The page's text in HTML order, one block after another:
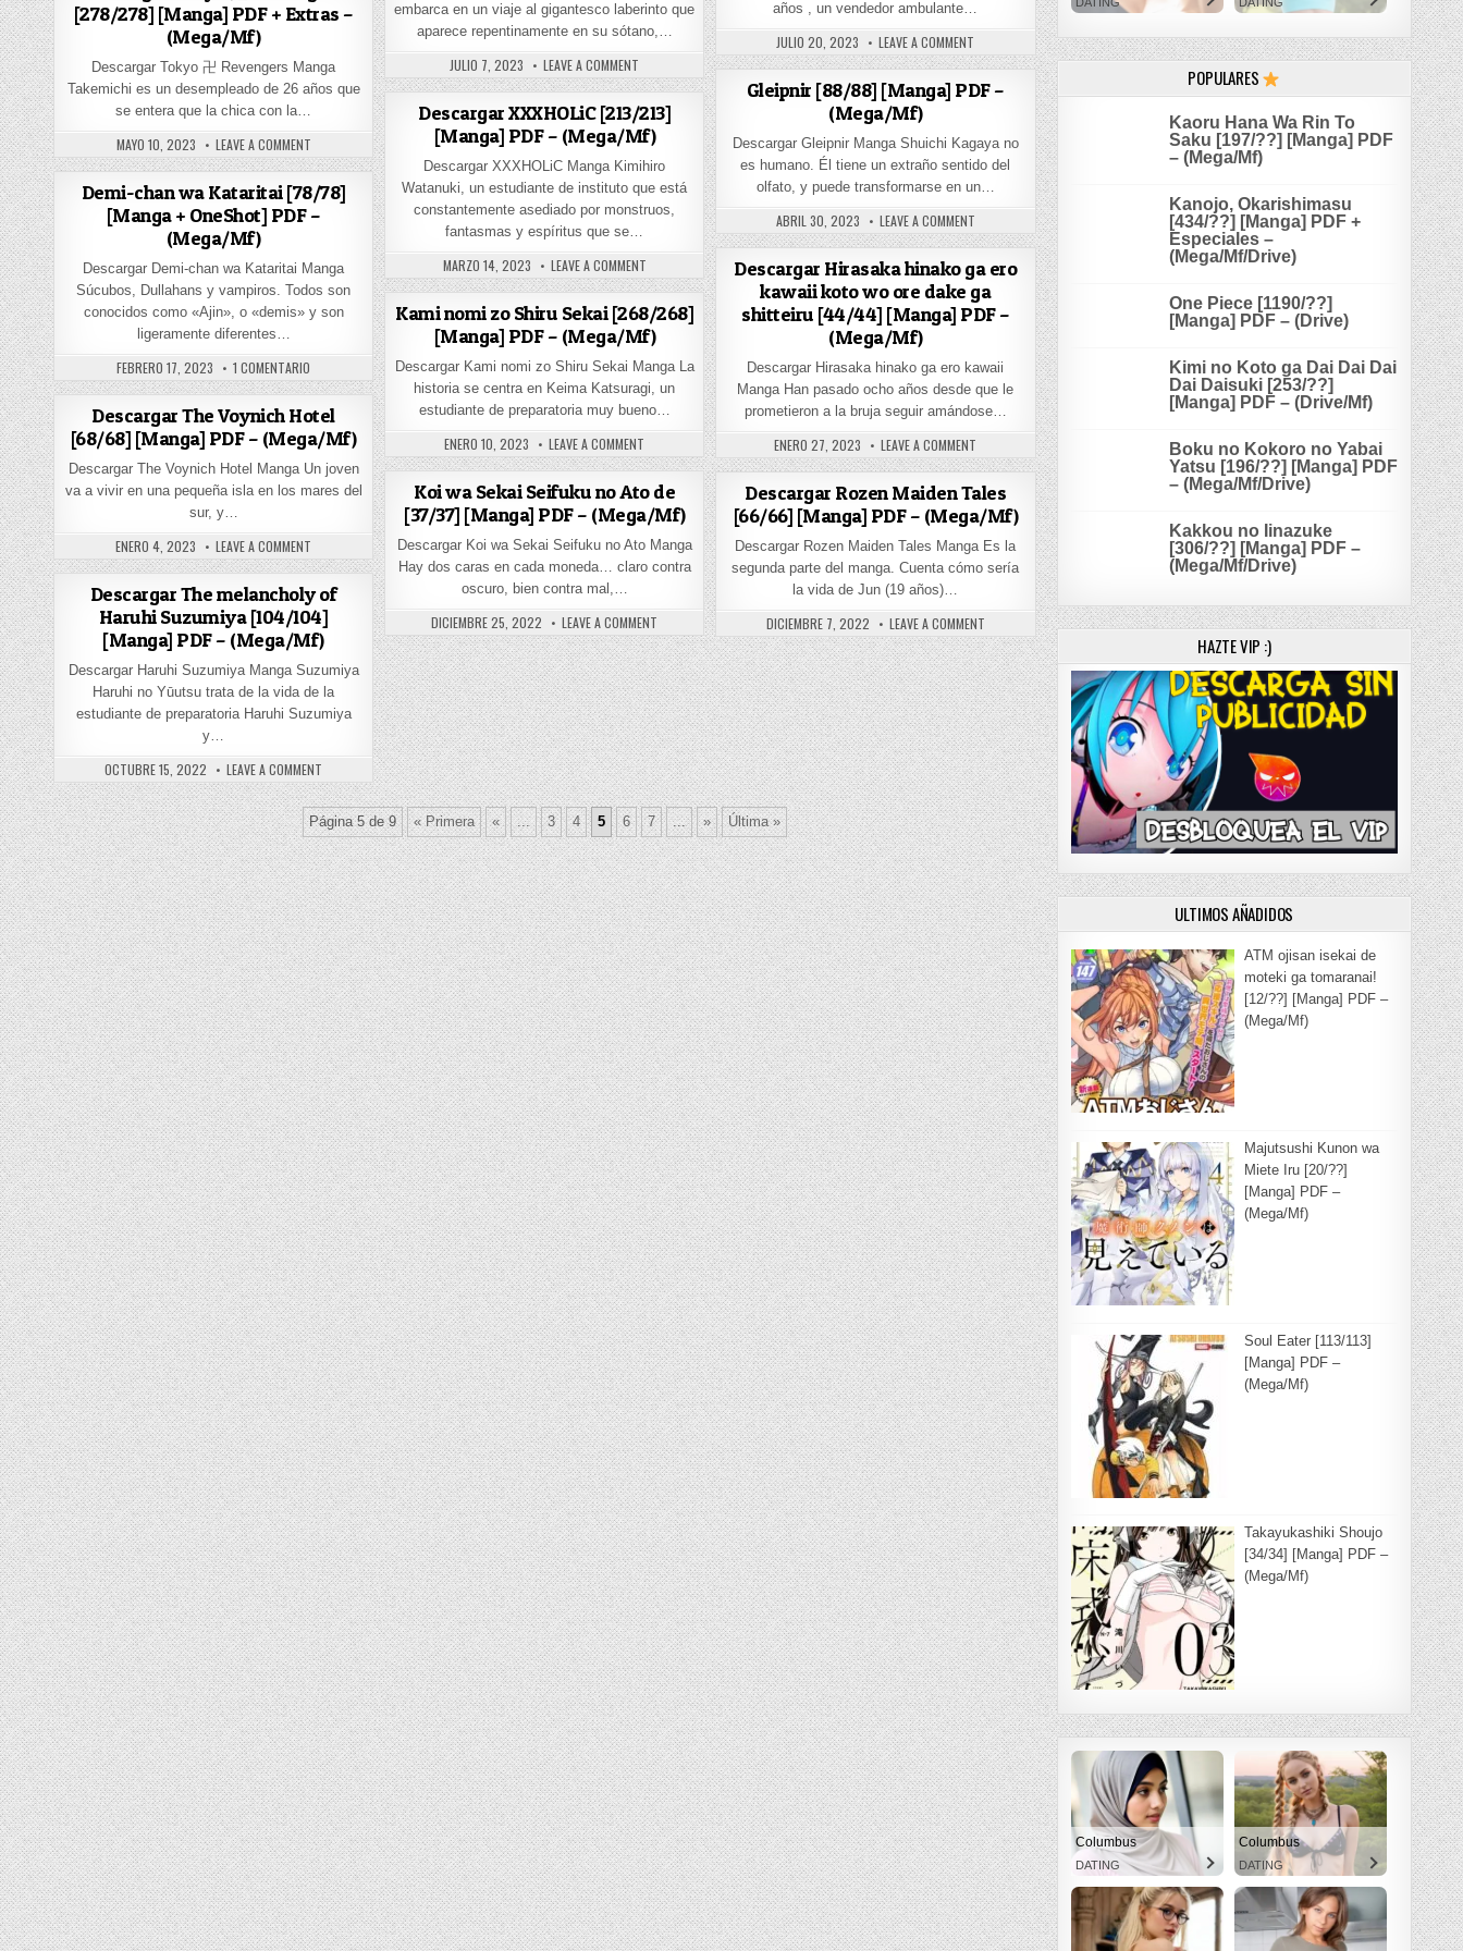
años , un vendedor ambulante…
PUBLISHED DATE:
JULIO 20, 2023 LEAVE A COMMENT ON DESCARGAR SPICE AND WOLF [100/100] [MANGA] PDF – (MEGA/MF)
embarca en un viaje al gigantesco laberinto que
aparece repentinamente en su sótano,…
PUBLISHED DATE:
JULIO 7, 2023 LEAVE A COMMENT ON DESCARGAR SEX AND DUNGEON [36/36] [MANGA] PDF – (MEGA/MF)
[278/278] [Manga] PDF + Extras –
(Mega/Mf)
Descargar Tokyo 卍 Revengers Manga
Takemichi es un desempleado de 26 años que
se entera que la chica con la…
PUBLISHED DATE:
MAYO 10, 2023 LEAVE A COMMENTON DESCARGAR TOKYO 卍 REVENGERS [278/278] [MANGA] PDF + EXTRAS – (MEGA/MF)
Gleipnir [88/88] [Manga] PDF –
(Mega/Mf)
Descargar Gleipnir Manga Shuichi Kagaya no
es humano. Él tiene un extraño sentido del
olfato, y puede transformarse en un…
PUBLISHED DATE:
ABRIL 30, 2023 LEAVE A COMMENTON GLEIPNIR [88/88] [MANGA] PDF – (MEGA/MF)
Descargar XXXHOLiC [213/213]
[Manga] PDF – (Mega/Mf)
Descargar XXXHOLiC Manga Kimihiro
Watanuki, un estudiante de instituto que está
constantemente asediado por monstruos,
fantasmas y espíritus que se…
PUBLISHED DATE:
MARZO 14, 2023 LEAVE A COMMENTON DESCARGAR XXXHOLIC [213/213] [MANGA] PDF – (MEGA/MF)
Demi-chan wa Kataritai [78/78]
[Manga + OneShot] PDF –
(Mega/Mf)
Descargar Demi-chan wa Kataritai Manga
Súcubos, Dullahans y vampiros. Todos son
conocidos como «Ajin», o «demis» y son
ligeramente diferentes…
PUBLISHED DATE:
FEBRERO 17, 2023 1 COMENTARIO EN DEMI-CHAN WA KATARITAI [78/78] [MANGA + ONESHOT] PDF – (MEGA/MF)
Descargar Hirasaka hinako ga ero
kawaii koto wo ore dake ga
shitteiru [44/44] [Manga] PDF –
(Mega/Mf)
Descargar Hirasaka hinako ga ero kawaii
Manga Han pasado ocho años desde que le
prometieron a la bruja seguir amándose…
PUBLISHED DATE:
ENERO 27, 2023 LEAVE A COMMENT ON DESCARGAR HIRASAKA HINAKO GA ERO KAWAII KOTO WO ORE DAKE GA SHITTEIRU
Kami nomi zo Shiru Sekai [268/268]
[Manga] PDF – (Mega/Mf)
Descargar Kami nomi zo Shiru Sekai Manga La
historia se centra en Keima Katsuragi, un
estudiante de preparatoria muy bueno…
PUBLISHED DATE:
ENERO 10, 2023 LEAVE A COMMENT ON KAMI NOMI ZO SHIRU SEKAI [268/268] [MANGA] PDF – (MEGA/MF)
Descargar The Voynich Hotel
[68/68] [Manga] PDF – (Mega/Mf)
Descargar The Voynich Hotel Manga Un joven
va a vivir en una pequeña isla en los mares del
sur, y…
PUBLISHED DATE:
ENERO 4, 2023 LEAVE A COMMENT ON DESCARGAR THE VOYNICH HOTEL [68/68] [MANGA] PDF – (MEGA/MF)
Koi wa Sekai Seifuku no Ato de
[37/37] [Manga] PDF – (Mega/Mf)
Descargar Koi wa Sekai Seifuku no Ato Manga
Hay dos caras en cada moneda… claro contra
oscuro, bien contra mal,…
PUBLISHED DATE:
DICIEMBRE 25, 2022 LEAVE A COMMENT ON KOI WA SEKAI SEIFUKU NO ATO DE [37/37] [MANGA] PDF – (MEGA/MF)
Descargar Rozen Maiden Tales
[66/66] [Manga] PDF – (Mega/Mf)
Descargar Rozen Maiden Tales Manga Es la
segunda parte del manga. Cuenta cómo sería
la vida de Jun (19 años)…
PUBLISHED DATE:
DICIEMBRE 7, 2022 LEAVE A COMMENTON DESCARGAR ROZEN MAIDEN TALES [66/66] [MANGA] PDF – (MEGA/MF)
Descargar The melancholy of
Haruhi Suzumiya [104/104]
[Manga] PDF – (Mega/Mf)
Descargar Haruhi Suzumiya Manga Suzumiya
Haruhi no Yūutsu trata de la vida de la
estudiante de preparatoria Haruhi Suzumiya
y…
PUBLISHED DATE:
OCTUBRE 15, 2022 LEAVE A COMMENT ON DESCARGAR THE MELANCHOLY OF HARUHI SUZUMIYA [104/104] [MANGA] PDF – (MEGA/MF)
Página 5 de 9 « Primera « ... 3 4 5 6 7 ... » Última »
POPULARES
Kaoru Hana Wa Rin To
Saku [197/??] [Manga] PDF
– (Mega/Mf)
Kanojo, Okarishimasu
[434/??] [Manga] PDF +
Especiales –
(Mega/Mf/Drive)
One Piece [1190/??]
[Manga] PDF – (Drive)
Kimi no Koto ga Dai Dai Dai
Dai Daisuki [253/??]
[Manga] PDF – (Drive/Mf)
Boku no Kokoro no Yabai
Yatsu [196/??] [Manga] PDF
– (Mega/Mf/Drive)
Kakkou no Iinazuke
[306/??] [Manga] PDF –
(Mega/Mf/Drive)
HAZTE VIP :)
ULTIMOS AÑADIDOS
ATM ojisan isekai de
moteki ga tomaranai!
[12/??] [Manga] PDF –
(Mega/Mf)
Majutsushi Kunon wa
Miete Iru [20/??]
[Manga] PDF –
(Mega/Mf)
Soul Eater [113/113]
[Manga] PDF –
(Mega/Mf)
Takayukashiki Shoujo
[34/34] [Manga] PDF –
(Mega/Mf)
Columbus
DATING
Columbus
DATING